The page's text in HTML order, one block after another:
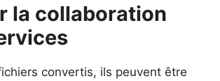
la collaboration
convertis, ils peuvent être